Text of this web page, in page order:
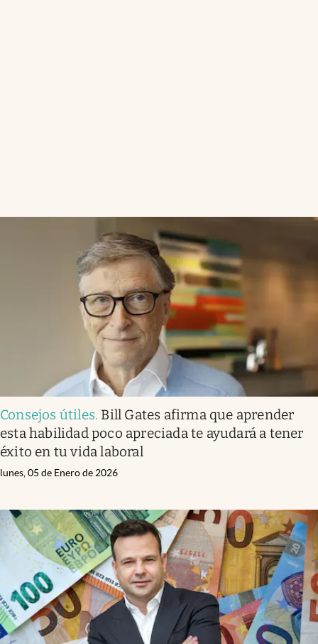
Consejos útiles. Bill Gates afirma que aprender
esta habilidad poco apreciada te ayudará a tener
éxito en tu vida laboral
lunes, 05 de Enero de 2026